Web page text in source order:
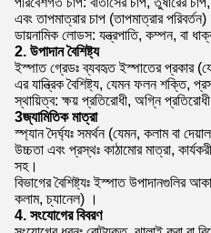
এবং তাপমাত্রার চাপ (তাপমাত্রার পরিবর্তন)
ডায়নামিক লোডস: যন্ত্রপাতি, কম্পন, বা
2. উপাদান বৈশিষ্ট্য
ইস্পাত গ্রেডঃ ব্যবহৃত ইস্পাতের
এর যান্ত্রিক বৈশিষ্ট্য, যেমন ফলন শক্তি,
স্থায়িত্ব: ক্ষয় প্রতিরোধী, অগ্নি
3জ্যামিতিক মাত্রা
স্প্যান দৈর্ঘ্যঃ সমর্থন (যেমন, কলাম বা
উচ্চতা এবং প্রস্থঃ কাঠামোর মাত্রা,
সহ।
বিভাগের বৈশিষ্ট্যঃ ইস্পাত
কলাম, চ্যানেল) ।
4. সংযোগের বিবরণ